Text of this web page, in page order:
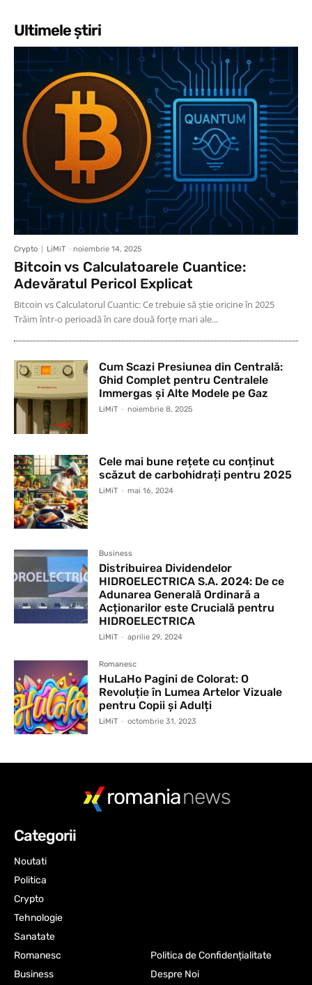
Ultimele știri
Crypto LiMiT - noiembrie 14, 2025
Bitcoin vs Calculatoarele Cuantice:
Adevăratul Pericol Explicat
Bitcoin vs Calculatorul Cuantic: Ce trebuie să știe oricine în 2025
Trăim într-o perioadă în care două forțe mari ale...
Cum Scazi Presiunea din Centrală:
Ghid Complet pentru Centralele
Immergas și Alte Modele pe Gaz
LiMiT - noiembrie 8, 2025
Cele mai bune rețete cu conținut
scăzut de carbohidrați pentru 2025
LiMiT - mai 16, 2024
Business
Distribuirea Dividendelor
HIDROELECTRICA S.A. 2024: De ce
Adunarea Generală Ordinară a
Acționarilor este Crucială pentru
HIDROELECTRICA
LiMiT - aprilie 29, 2024
Romanesc
HuLaHo Pagini de Colorat: O
Revoluție în Lumea Artelor Vizuale
pentru Copii și Adulți
LiMiT - octombrie 31, 2023
romanianews
Categorii
Noutati
Politica
Crypto
Tehnologie
Sanatate
Romanesc
Business
Politica de Confidențialitate
Despre Noi